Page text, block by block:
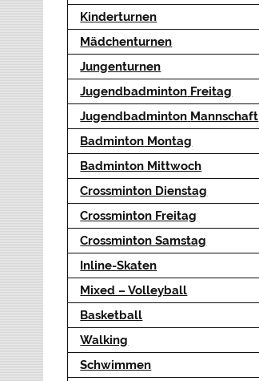
Kinderturnen
Mädchenturnen
Jungenturnen
Jugendbadminton Freitag
Jugendbadminton Mannschaft
Badminton Montag
Badminton Mittwoch
Crossminton Dienstag
Crossminton Freitag
Crossminton Samstag
Inline-Skaten
Mixed – Volleyball
Basketball
Walking
Schwimmen